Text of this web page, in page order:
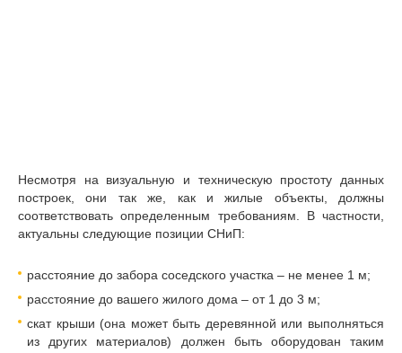
Несмотря на визуальную и техническую простоту данных
построек, они так же, как и жилые объекты, должны
соответствовать определенным требованиям. В частности,
актуальны следующие позиции СНиП:
расстояние до забора соседского участка – не менее 1 м;
расстояние до вашего жилого дома – от 1 до 3 м;
скат крыши (она может быть деревянной или выполняться
из других материалов) должен быть оборудован таким